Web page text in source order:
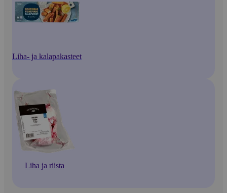
Liha- ja kalapakasteet
Liha ja riista